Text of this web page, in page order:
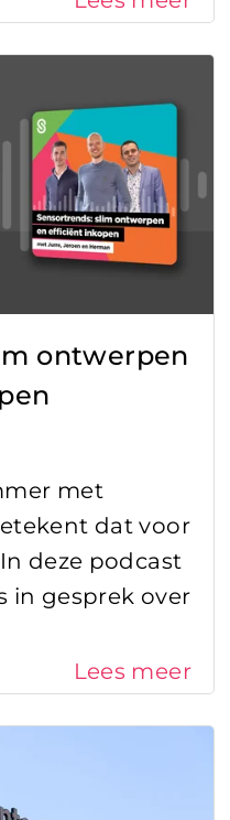
ontwerpen
met
dat voor
deze podcast
in gesprek over
Lees meer